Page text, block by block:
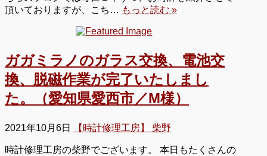
頂いておりますが、こち… もっと読む »
ガガミラノのガラス交換、電池交
換、脱磁作業が完了いたしまし
た。（愛知県愛西市／M様）
2021年10月6日 【時計修理工房】 柴野
時計修理工房の柴野でございます。 本日もたくさんの